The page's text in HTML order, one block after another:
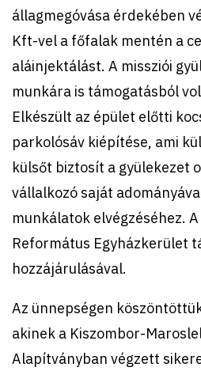
állagmegóvása érdekében
Kft-vel a főfalak mentén a
aláinjektálást. A missziói
munkára is támogatásból
Elkészült az épület előtti
parkolósáv kiépítése, ami
külsőt biztosít a gyülekezet
vállalkozó saját
munkálatok elvégzéséhez.
Református Egyházkerület
hozzájárulásával.
Az ünnepségen
akinek a Kiszombor-
Alapítványban végzett